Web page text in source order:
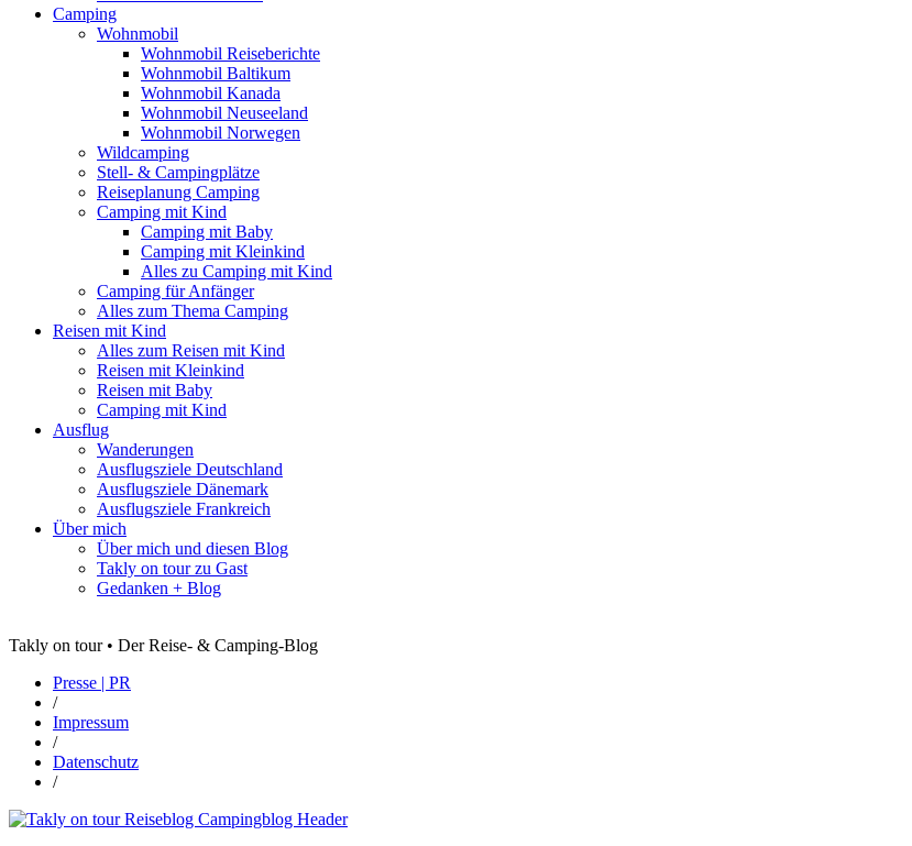
Camping
Wohnmobil
Wohnmobil Reiseberichte
Wohnmobil Baltikum
Wohnmobil Kanada
Wohnmobil Neuseeland
Wohnmobil Norwegen
Wildcamping
Stell- & Campingplätze
Reiseplanung Camping
Camping mit Kind
Camping mit Baby
Camping mit Kleinkind
Alles zu Camping mit Kind
Camping für Anfänger
Alles zum Thema Camping
Reisen mit Kind
Alles zum Reisen mit Kind
Reisen mit Kleinkind
Reisen mit Baby
Camping mit Kind
Ausflug
Wanderungen
Ausflugsziele Deutschland
Ausflugsziele Dänemark
Ausflugsziele Frankreich
Über mich
Über mich und diesen Blog
Takly on tour zu Gast
Gedanken + Blog
Takly on tour • Der Reise- & Camping-Blog
Presse | PR
/
Impressum
/
Datenschutz
/